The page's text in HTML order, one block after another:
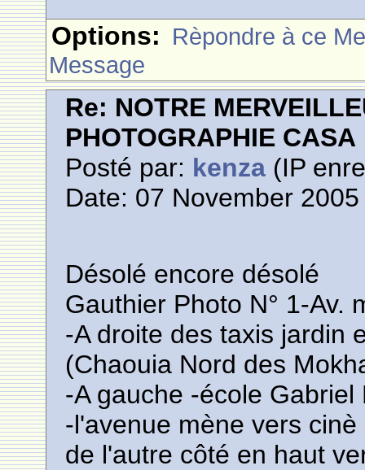
Options: Rèpondre à ce
Message
Re: NOTRE
PHOTOGRAPHIE CASA
Posté par: kenza (IP
Date: 07 November
Désolé encore désolé
Gauthier Photo N° 1-Av.
-A droite des taxis jardin
(Chaouia Nord des
-A gauche -école Gabriel
-l'avenue mène vers
de l'autre côté en haut